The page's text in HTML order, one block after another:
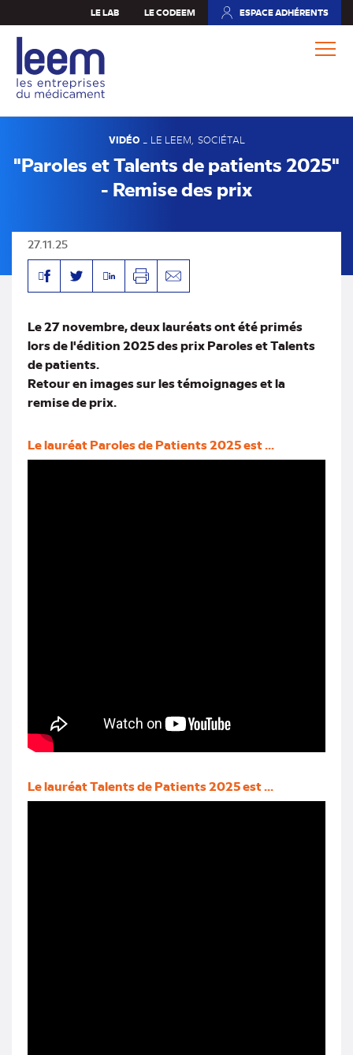
au
contenu
principal
LE LAB LE CODEEM ESPACE ADHÉRENTS
(NOUVEL
VIDÉO- LE LEEM SOCIÉTAL
"Paroles et Talents de patients 2025"
- Remise des prix
27.11.25
FacebookTwitterLinkedinImprimerEnvoyer
Le 27 novembre, deux lauréats ont été primés
lors de l'édition 2025 des prix Paroles et Talents
de patients.
Retour en images sur les témoignages et la
remise de prix.
Le lauréat Paroles de Patients 2025 est ...
Le lauréat Talents de Patients 2025 est ...